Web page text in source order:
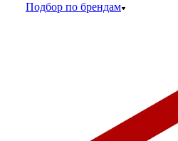
Подбор по брендам